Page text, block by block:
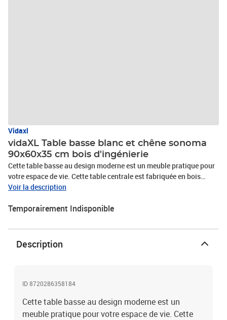
Vidaxl
vidaXL Table basse blanc et chêne sonoma
90x60x35 cm bois d'ingénierie
Cette table basse au design moderne est un meuble pratique pour
votre espace de vie. Cette table centrale est fabriquée en bois
d'ingénierie, ce qui assure sa robustesse, durabilité et un service de
supplémentaire. Cette table d'appoint offre un grand espace de
vos boissons, nourriture et autres objets décoratifs. De plus, la
table de salon est facile à nettoyer avec un chiffon humide.Couleur
: blanc et chêne sonomaMatériau : bois d'ingénierie,
Voir la description
Temporairement Indisponible
Description
ID 8720286358184
Cette table basse au design moderne est un
meuble pratique pour votre espace de vie. Cette